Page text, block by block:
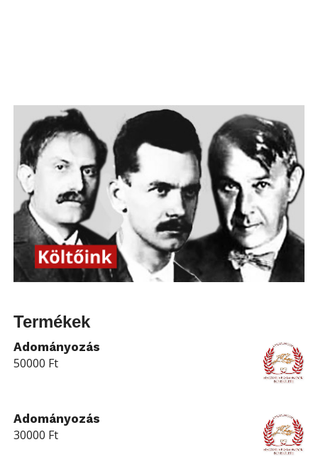
Termékek
Adományozás
50000 Ft
Adományozás
30000 Ft